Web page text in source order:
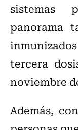
panorama
tercera
noviembre
Además,